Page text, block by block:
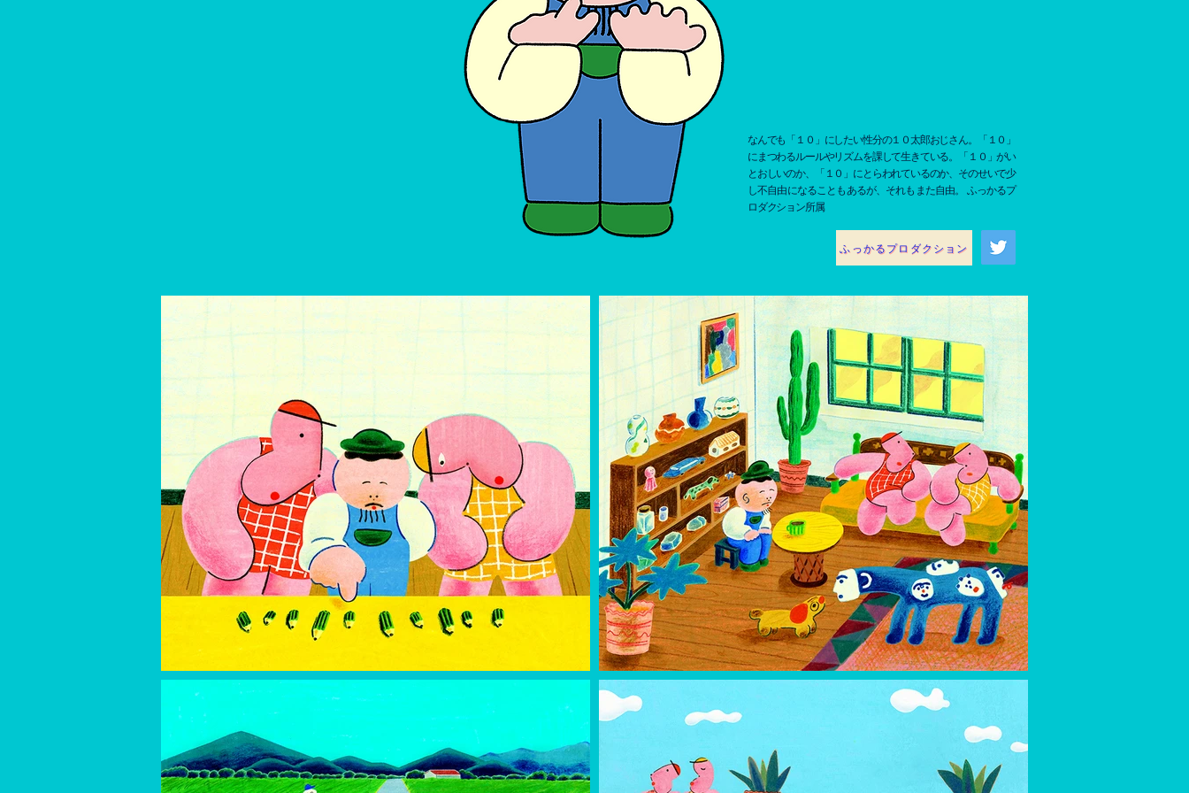
なんでも「１０」にしたい性分の１０太郎おじさん。「１０」
にまつわるルールやリズムを課して生きている。「１０」がい
とおしいのか、「１０」にとらわれているのか、そのせいで少
し不自由になることもあるが、それもまた自由。 ふっかるプ
ロダクション所属
ふっかるプロダクション